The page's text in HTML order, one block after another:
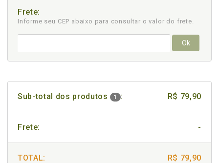
Frete:
Informe seu CEP abaixo para consultar o valor do frete.
Ok
Sub-total dos produtos 1 : R$ 79,90
Frete: -
TOTAL: R$ 79,90